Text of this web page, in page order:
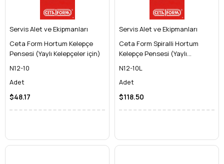
Servis Alet ve Ekipmanları
Ceta Form Hortum Kelepçe
Pensesi (Yaylı Kelepçeler için)
N12-10
Adet
$48.17
Servis Alet ve Ekipmanları
Ceta Form Spiralli Hortum
Kelepçe Pensesi (Yaylı
N12-10L
Adet
$118.50